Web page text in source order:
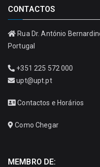
CONTACTOS
Rua Dr. António
Portugal
+351 225 572 000
upt@upt.pt
Contactos e Horários
Como Chegar
MEMBRO DE: